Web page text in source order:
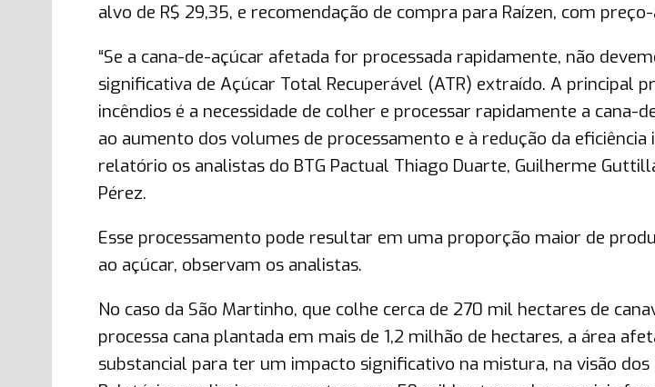
alvo de R$ 29,35, e recomendação de compra para Raízen, com preço-
“Se a cana-de-açúcar afetada for processada rapidamente, não
significativa de Açúcar Total Recuperável (ATR) extraído. A principal
incêndios é a necessidade de colher e processar rapidamente a cana-
ao aumento dos volumes de processamento e à redução da
relatório os analistas do BTG Pactual Thiago Duarte, Guilherme
Pérez.
Esse processamento pode resultar em uma proporção maior de
ao açúcar, observam os analistas.
No caso da São Martinho, que colhe cerca de 270 mil hectares de
processa cana plantada em mais de 1,2 milhão de hectares, a área
substancial para ter um impacto significativo na mistura, na visão dos